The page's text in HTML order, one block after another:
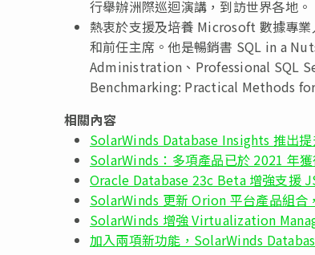
行舉辦洲際巡迴演講，到訪世界各地。
熱衷於支援及培養 Microsoft 數據專
和前任主席。他是暢銷書 SQL in a
Administration、Professional SQL
Benchmarking: Practical Methods
相關內容
SolarWinds Database Insights 推出
SolarWinds：多項產品已於 2021 年
Oracle Database 23c Beta 增強支援
SolarWinds 更新 Orion 平台產品組
SolarWinds 增強 Virtualization
加入兩項新功能，SolarWinds